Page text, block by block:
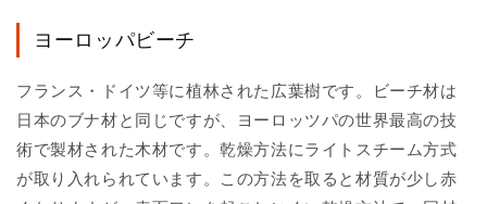
ヨーロッパビーチ
フランス・ドイツ等に植林された広葉樹です。ビーチ材は
日本のブナ材と同じですが、ヨーロッツパの世界最高の技
術で製材された木材です。乾燥方法にライトスチーム方式
が取り入れられています。この方法を取ると材質が少し赤